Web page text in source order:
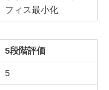
フィス最小化
5段階評価
5